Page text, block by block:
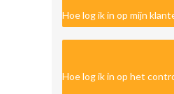
Hoe log ik in op mijn
Hoe log ik in op het